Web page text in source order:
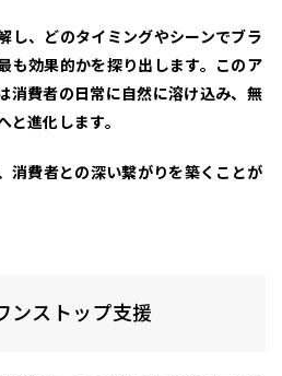
、 どのタイミングやシーンでブラ
も効果的かを探り出します。このア
費者の日常に自然に溶け込み、 無
と進化します。
消費者との深い繋がりを築くことが
ンストップ支援